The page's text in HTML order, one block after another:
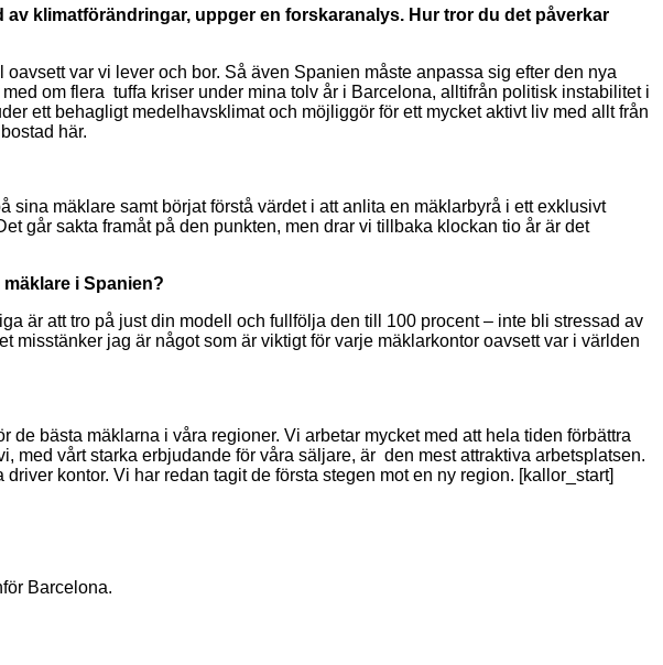
klimatförändringar, uppger en forskaranalys. Hur tror du det påverkar
var vi lever och bor. Så även Spanien måste anpassa sig efter den nya
om flera tuffa kriser under mina tolv år i Barcelona, alltifrån politisk instabilitet i
ett behagligt medelhavsklimat och möjliggör för ett mycket aktivt liv med allt från
här.
mäklare samt börjat förstå värdet i att anlita en mäklarbyrå i ett exklusivt
går sakta framåt på den punkten, men drar vi tillbaka klockan tio år är det
i Spanien?
är att tro på just din modell och fullfölja den till 100 procent – inte bli stressad av
jag är något som är viktigt för varje mäklarkontor oavsett var i världen
bästa mäklarna i våra regioner. Vi arbetar mycket med att hela tiden förbättra
med vårt starka erbjudande för våra säljare, är den mest attraktiva arbetsplatsen.
kontor. Vi har redan tagit de första stegen mot en ny region. [kallor_start]
Barcelona.